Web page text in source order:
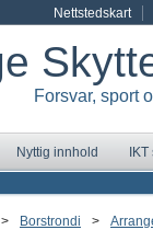
Nettstedskart
Forsvar, sport
Nyttig innhold
> Borstrondi >